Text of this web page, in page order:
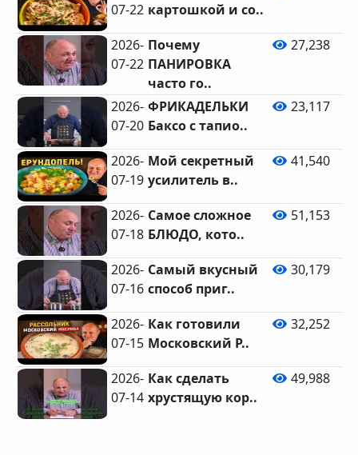
07-22 картошкой и со..
2026-
07-22
Почему
ПАНИРОВКА
часто го..
27,238
2026-
07-20
ФРИКАДЕЛЬКИ
Баксо с тапио..
23,117
2026-
07-19
Мой секретный
усилитель в..
41,540
2026-
07-18
Самое сложное
БЛЮДО, кото..
51,153
2026-
07-16
Самый вкусный
способ приг..
30,179
2026-
07-15
Как готовили
Московский Р..
32,252
2026-
07-14
Как сделать
хрустящую кор..
49,988